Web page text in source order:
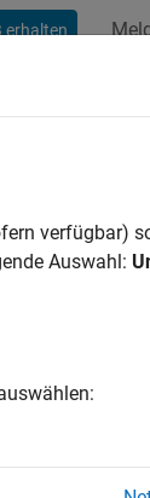
erhalten
verfügbar)
Auswahl: